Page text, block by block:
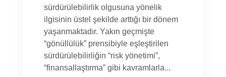
sürdürülebilirlik olgusuna yönelik
ilgisinin üstel şekilde arttığı bir dönem
yaşanmaktadır. Yakın geçmişte
“gönüllülük” prensibiyle eşleştirilen
sürdürülebilirliğin “risk yönetimi”,
“finansallaştırma” gibi kavramlarla...